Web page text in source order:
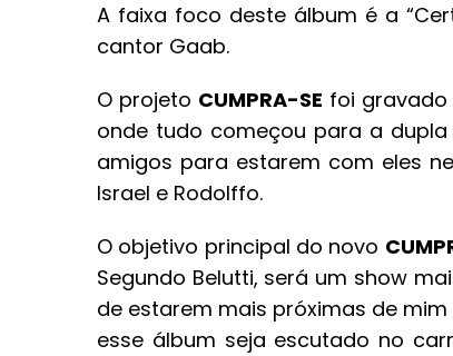
A faixa foco deste álbum é a
cantor Gaab.
O projeto CUMPRA-SE foi gravado
onde tudo começou para a dupla
amigos para estarem com eles
Israel e Rodolffo.
O objetivo principal do novo
Segundo Belutti, será um show
de estarem mais próximas de
esse álbum seja escutado no